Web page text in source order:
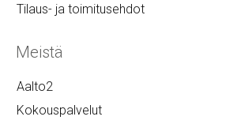
Tilaus- ja toimitusehdot
Meistä
Aalto2
Kokouspalvelut